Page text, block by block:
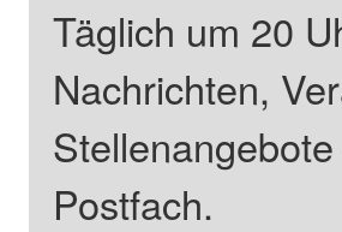
Täglich um 20
Nachrichten,
Postfach.